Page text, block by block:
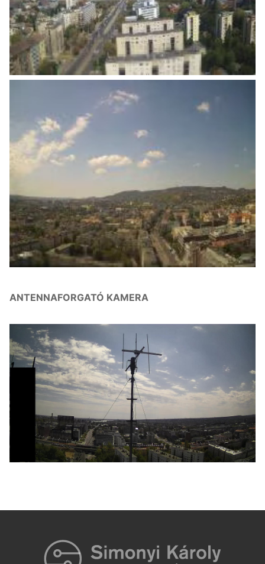
ANTENNAFORGATÓ KAMERA